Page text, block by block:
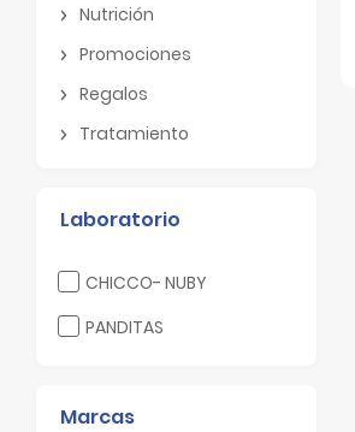
Nutrición
Promociones
Regalos
Tratamiento
Laboratorio
CHICCO- NUBY
Filtrar por Laboratorio: CHICCO- NUBY
PANDITAS
Filtrar por Laboratorio: PANDITAS
Marcas